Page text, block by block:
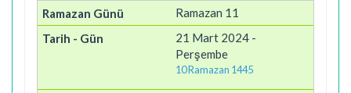
Ramazan 11
21 Mart 2024 -
Perşembe
10 Ramazan 1445